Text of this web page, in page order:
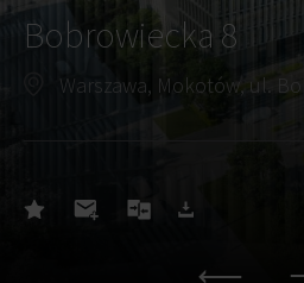
Bobrowiecka 8
Warszawa, Mokotów, ul.